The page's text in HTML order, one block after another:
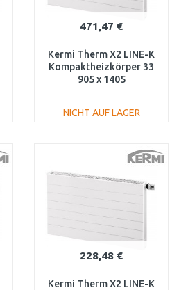
471,47 €
Kermi Therm X2 LINE-K
Kompaktheizkörper 33
905 x 1405
NICHT AUF LAGER
228,48 €
Kermi Therm X2 LINE-K